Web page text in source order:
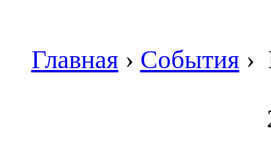
Главная › События ›